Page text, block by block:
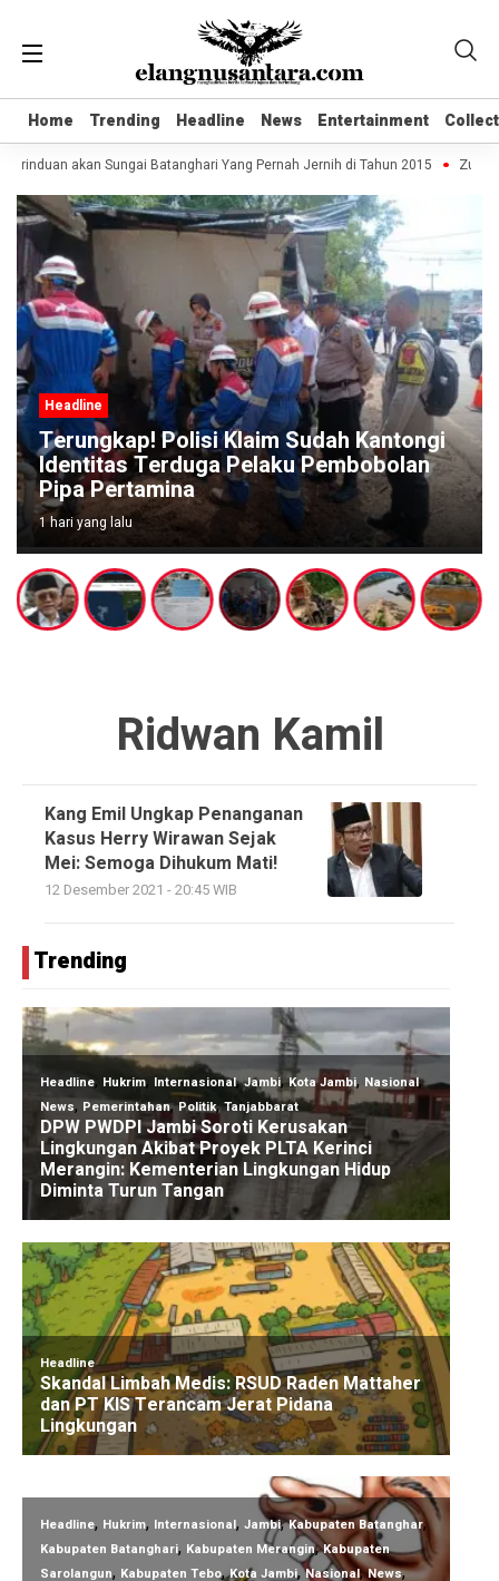
Home Trending Headline News Entertainment
Home Trending Headline News Entertainment
akan Sungai Batanghari Yang Pernah Jernih di Tahun 2015 Zulhas
Headline
Terungkap! Polisi Klaim Sudah Kantongi
Identitas Terduga Pelaku Pembobolan
Pipa Pertamina
1 hari yang lalu
Ridwan Kamil
Kang Emil Ungkap Penanganan
Kasus Herry Wirawan Sejak
Mei: Semoga Dihukum Mati!
12 Desember 2021 - 20:45 WIB
Trending